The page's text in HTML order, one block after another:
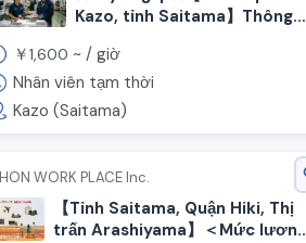
Kazo, tỉnh Saitama】Thông
nhẹ tại nhà máy thẻ bài nổi
tiếng
￥1,600 ~ /giờ
Nhân viên tạm thời
Kazo (Saitama)
WORK PLACE Inc.
【Tỉnh Saitama, Quận Hiki, Thị
trấn Arashiyama】＜Mức lương